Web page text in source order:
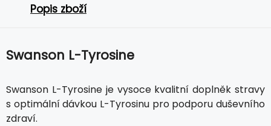
Popis zboží
Swanson L-Tyrosine
Swanson L-Tyrosine je vysoce kvalitní doplněk stravy
s optimální dávkou L-Tyrosinu pro podporu duševního
zdraví.